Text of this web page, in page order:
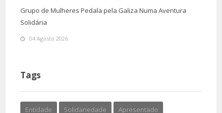
Grupo de Mulheres Pedala pela Galiza Numa Aventura
Solidária
04 Agosto 2026
Tags
Entidade Solidariedade Apresentado